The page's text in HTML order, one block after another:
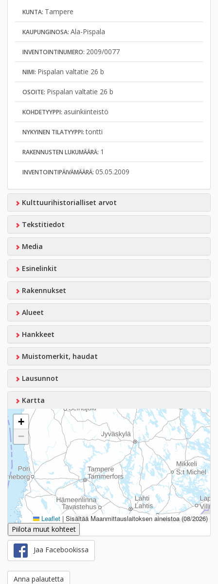
KUNTA: Tampere
KAUPUNGINOSA: Ala-Pispala
INVENTOINTINUMERO: 2009/0077
NIMI: Pispalan valtatie 26 b
OSOITE: Pispalan valtatie 26 b
KOHDETYYPPI: asuinkiinteistö
NYKYINEN TILATYYPPI:tontti
RAKENNUSTEN LUKUMÄÄRÄ: 1
INVENTOINTIPÄIVÄMÄÄRÄ: 05.05.2009
Kulttuurihistorialliset arvot
Tekstitiedot
Media
Esinelinkit
Rakennukset
Alueet
Hankkeet
Muistomerkit, haudat
Lausunnot
Kartta
+
−
Leaflet | Sisältää Maanmittauslaitoksen aineistoa (08/2026)
Piilota muut kohteet
Jaa Facebookissa
Anna palautetta